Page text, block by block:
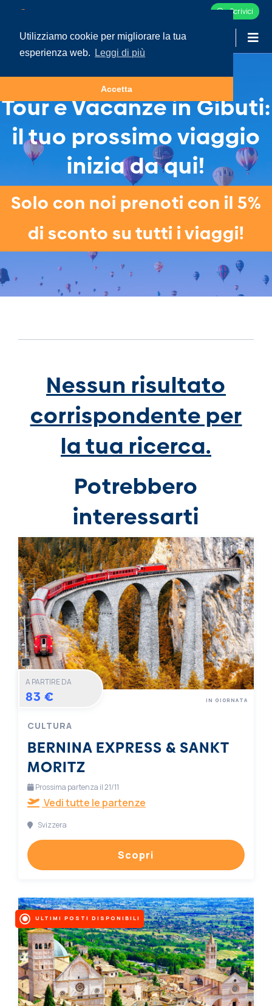
Utilizziamo cookie per migliorare la tua
esperienza web.
Leggi di più
Accetta
Scrivici
Tour e Vacanze in Gibuti:
il tuo prossimo viaggio
inizia da qui!
Solo con noi prenoti con il 5%
di sconto su tutti i viaggi!
Nessun risultato
corrispondente per
la tua ricerca.
Potrebbero
interessarti
A PARTIRE DA
83 €
CULTURA
BERNINA EXPRESS & SANKT
MORITZ
IN GIORNATA
Prossima partenza il 21/11
Vedi tutte le partenze
Svizzera
Scopri
ULTIMI POSTI DISPONIBILI